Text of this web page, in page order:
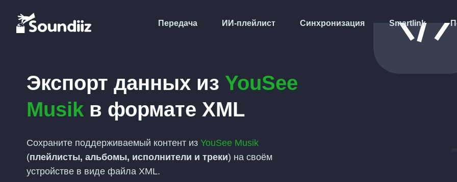
Передача ИИ-плейлист Синхронизация Smartlink
Экспорт данных из YouSee
Musik в формате XML
Сохраните поддерживаемый контент из YouSee Musik
(плейлисты, альбомы, исполнители и треки) на своём
устройстве в виде файла XML.